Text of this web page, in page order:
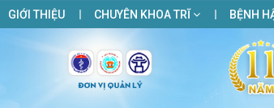
GIỚI THIỆU CHUYÊN KHOA TRĨ BỆNH